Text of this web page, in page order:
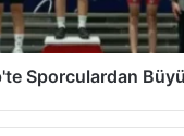
Sporculardan